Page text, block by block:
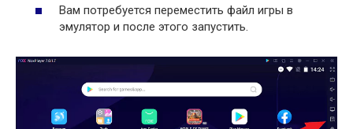
Вам потребуется переместить файл игры в
эмулятор и после этого запустить.